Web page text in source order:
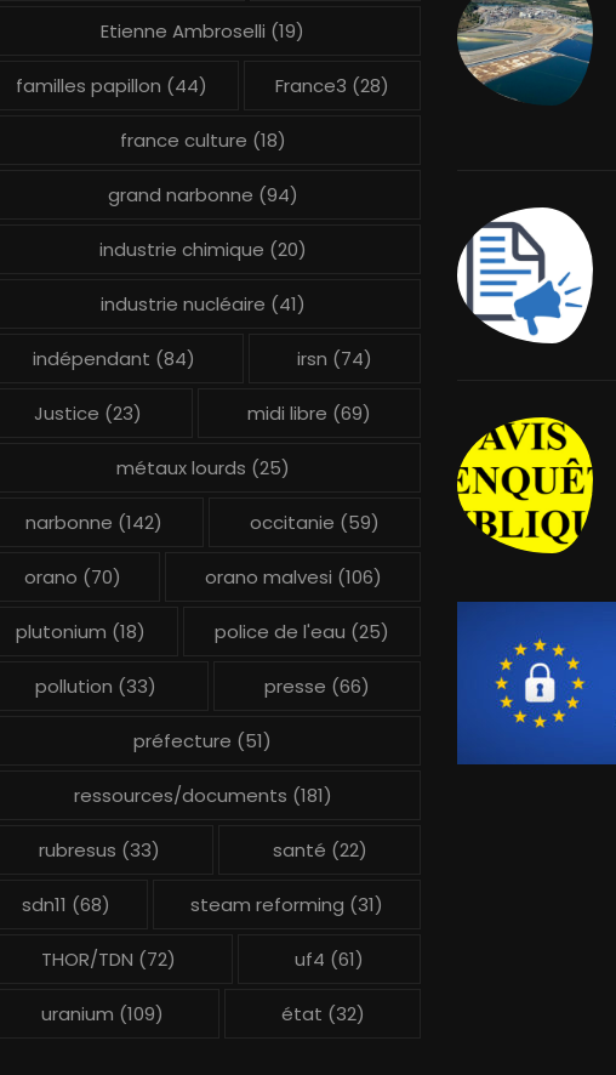
Etienne Ambroselli (19)
familles papillon (44) France3 (28)
france culture (18)
grand narbonne (94)
industrie chimique (20)
industrie nucléaire (41)
indépendant (84) irsn (74)
Justice (23) midi libre (69)
métaux lourds (25)
narbonne (142) occitanie (59)
orano (70) orano malvesi (106)
plutonium (18) police de l'eau (25)
pollution (33) presse (66)
préfecture (51)
ressources/documents (181)
rubresus (33) santé (22)
sdn11 (68) steam reforming (31)
THOR/TDN (72) uf4 (61)
uranium (109) état (32)